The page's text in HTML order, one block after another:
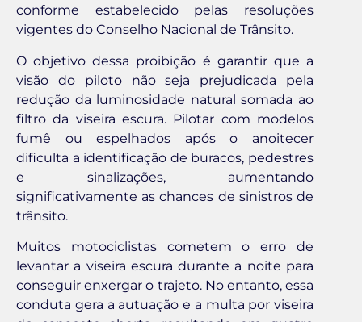
conforme estabelecido pelas resoluções
vigentes do Conselho Nacional de Trânsito.
O objetivo dessa proibição é garantir que a
visão do piloto não seja prejudicada pela
redução da luminosidade natural somada ao
filtro da viseira escura. Pilotar com modelos
fumê ou espelhados após o anoitecer
dificulta a identificação de buracos, pedestres
e sinalizações, aumentando
significativamente as chances de sinistros de
trânsito.
Muitos motociclistas cometem o erro de
levantar a viseira escura durante a noite para
conseguir enxergar o trajeto. No entanto, essa
conduta gera a autuação e a multa por viseira